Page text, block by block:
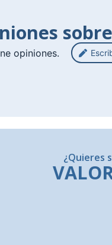
sobre
opiniones.
¿Quieres